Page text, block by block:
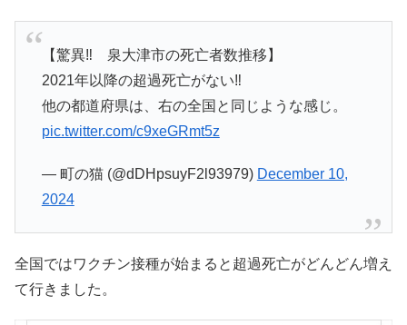
【驚異‼️ 泉大津市の死亡者数推移】
2021年以降の超過死亡がない‼️
他の都道府県は、右の全国と同じような感じ。
pic.twitter.com/c9xeGRmt5z
— 町の猫 (@dDHpsuyF2l93979) December 10,
2024
全国ではワクチン接種が始まると超過死亡がどんどん増え
て行きました。